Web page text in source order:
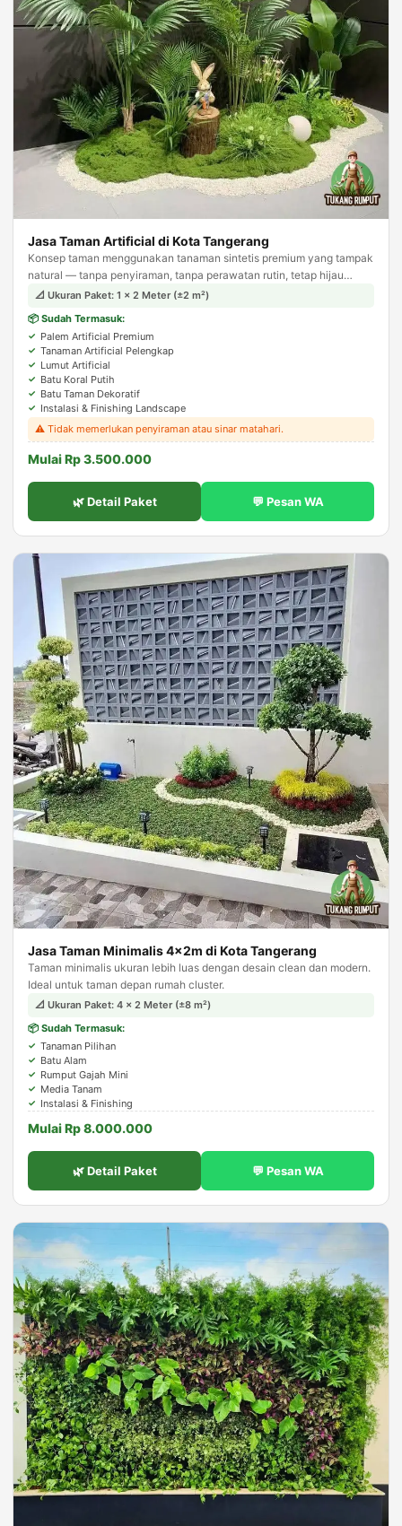
Jasa Taman Artificial di Kota Tangerang
Konsep taman menggunakan tanaman sintetis premium yang tampak
natural — tanpa penyiraman, tanpa perawatan rutin, tetap hijau
sepanjang tahun. Solusi ideal untuk area indoor.
📐 Ukuran Paket: 1 × 2 Meter (±2 m²)
📦 Sudah Termasuk:
Palem Artificial Premium
Tanaman Artificial Pelengkap
Lumut Artificial
Batu Koral Putih
Batu Taman Dekoratif
Instalasi & Finishing Landscape
⚠️ Tidak memerlukan penyiraman atau sinar matahari.
Mulai Rp 3.500.000
🌿 Detail Paket 💬 Pesan WA
Jasa Taman Minimalis 4×2m di Kota Tangerang
Taman minimalis ukuran lebih luas dengan desain clean dan modern.
Ideal untuk taman depan rumah cluster.
📐 Ukuran Paket: 4 × 2 Meter (±8 m²)
📦 Sudah Termasuk:
Tanaman Pilihan
Batu Alam
Rumput Gajah Mini
Media Tanam
Instalasi & Finishing
Mulai Rp 8.000.000
🌿 Detail Paket 💬 Pesan WA